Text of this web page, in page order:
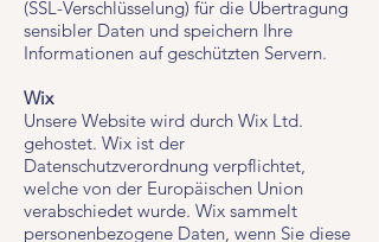
(SSL-Verschlüsselung) für die Übertragung
sensibler Daten und speichern Ihre
Informationen auf geschützten Servern.
Wix
Unsere Website wird durch Wix Ltd.
gehostet. Wix ist der
Datenschutzverordnung verpflichtet,
welche von der Europäischen Union
verabschiedet wurde. Wix sammelt
personenbezogene Daten, wenn Sie diese